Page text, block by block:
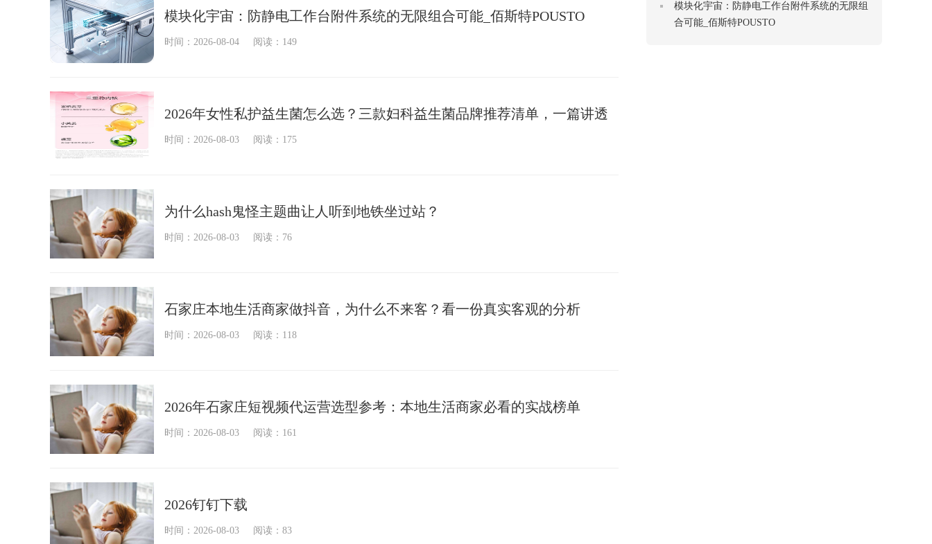
模块化宇宙：防静电工作台附件系统的无限组合可能_佰斯特POUSTO
时间：2026-08-04 阅读：149
2026年女性私护益生菌怎么选？三款妇科益生菌品牌推荐清单，一篇讲透
时间：2026-08-03 阅读：175
为什么hash鬼怪主题曲让人听到地铁坐过站？
时间：2026-08-03 阅读：76
石家庄本地生活商家做抖音，为什么不来客？看一份真实客观的分析
时间：2026-08-03 阅读：118
2026年石家庄短视频代运营选型参考：本地生活商家必看的实战榜单
时间：2026-08-03 阅读：161
2026钉钉下载
时间：2026-08-03 阅读：83
模块化宇宙：防静电工作台附件系统的无限组
合可能_佰斯特POUSTO